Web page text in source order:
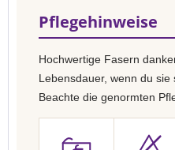
Pflegehinweise
Hochwertige Fasern
Lebensdauer, wenn du sie
Beachte die genormten